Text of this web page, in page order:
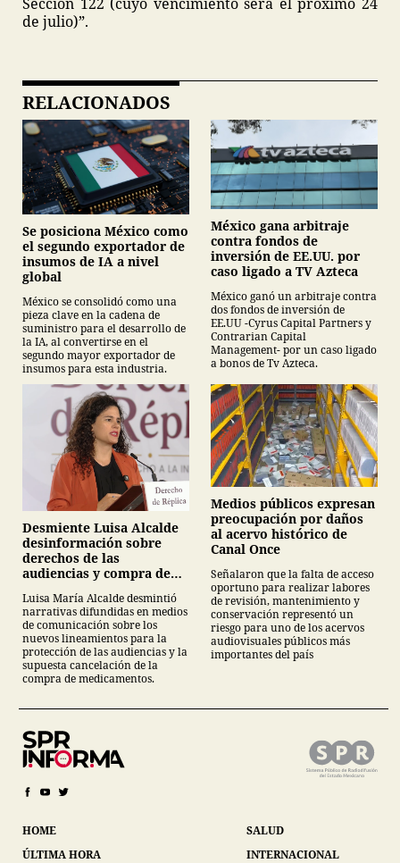
de julio)”.
RELACIONADOS
Se posiciona México como
el segundo exportador de
insumos de IA a nivel
global
México se consolidó como una
pieza clave en la cadena de
suministro para el desarrollo de
la IA, al convertirse en el
segundo mayor exportador de
insumos para esta industria.
México gana arbitraje
contra fondos de
inversión de EE.UU. por
caso ligado a TV Azteca
México ganó un arbitraje contra
dos fondos de inversión de
EE.UU -Cyrus Capital Partners y
Contrarian Capital
Management- por un caso ligado
a bonos de Tv Azteca.
Desmiente Luisa Alcalde
desinformación sobre
derechos de las
audiencias y compra de
Luisa María Alcalde desmintió
narrativas difundidas en medios
de comunicación sobre los
nuevos lineamientos para la
protección de las audiencias y la
supuesta cancelación de la
compra de medicamentos.
Medios públicos expresan
preocupación por daños
al acervo histórico de
Canal Once
Señalaron que la falta de acceso
oportuno para realizar labores
de revisión, mantenimiento y
conservación representó un
riesgo para uno de los acervos
audiovisuales públicos más
importantes del país
HOME
ÚLTIMA HORA
SALUD
INTERNACIONAL